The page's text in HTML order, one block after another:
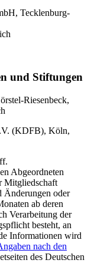
Tecklenburg-
und Stiftungen
Riesenbeck,
(KDFB), Köln,
Abgeordneten
Mitgliedschaft
Änderungen oder
ab deren
Verarbeitung der
besteht, an
Informationen wird
nach den
des Deutschen